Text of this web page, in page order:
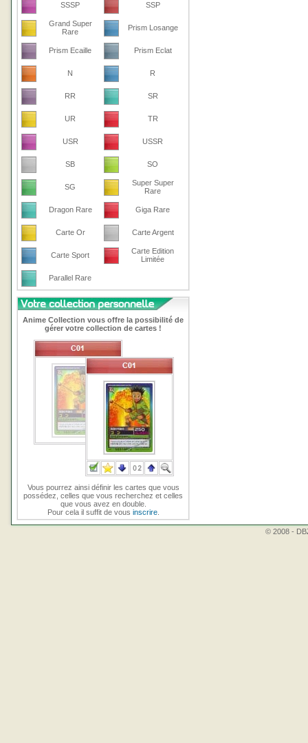
SSSP SSP
Grand Super
Rare
Prism Losange
Prism Ecaille Prism Eclat
N R
RR SR
UR TR
USR USSR
SB SO
SG
Super Super
Rare
Dragon Rare Giga Rare
Carte Or Carte Argent
Carte Sport
Carte Edition
Limitée
Parallel Rare
Anime Collection vous offre la possibilité de
gérer votre collection de cartes !
Vous pourrez ainsi définir les cartes que vous
possédez, celles que vous recherchez et celles
que vous avez en double.
Pour cela il suffit de vous inscrire.
© 2008 -